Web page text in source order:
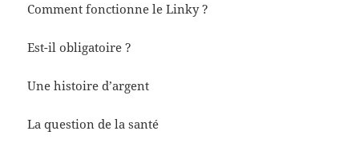
Comment fonctionne le Linky ?
Est-il obligatoire ?
Une histoire d’argent
La question de la santé